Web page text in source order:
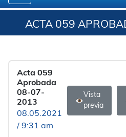
ACTA 059
Acta 059
Aprobada
08-07-
2013
08.05.2021
/ 9:31 am
Vista
previa